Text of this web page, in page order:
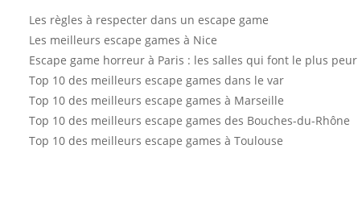
Les règles à respecter dans un escape game
Les meilleurs escape games à Nice
Escape game horreur à Paris : les salles qui font le plus peur
Top 10 des meilleurs escape games dans le var
Top 10 des meilleurs escape games à Marseille
Top 10 des meilleurs escape games des Bouches-du-Rhône
Top 10 des meilleurs escape games à Toulouse